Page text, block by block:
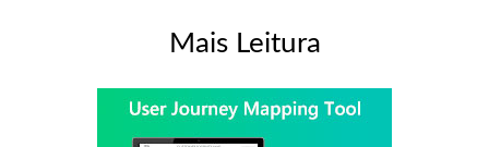
Mais Leitura